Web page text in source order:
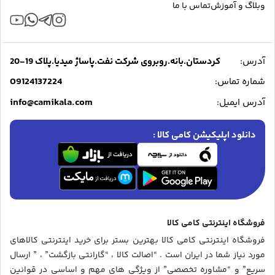
وبلاگ و آموزشتماس با ما
آدرس:
کردستان.بانه.روبروی شرکت نفت.پاساژ میدیا.پلاک 19-20
شماره تماس:
09124137224
آدرس ایمیل: info@camikala.com
دانلود اپلیکیشن کامی کالا :
فروشگاه اینترنتی کامی کالا
فروشگاه اینترنتی کامی کالا بهترین بستر برای خرید اینترنتی کالاهای
مورد نیاز شما در ایران است . “اصالت کالا ، “گارانتی بازگشت” ، ” ارسال
سریع” و “مشاوره تخصصی” از ویژگی های مهم و اساسی در قوانین